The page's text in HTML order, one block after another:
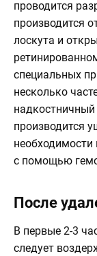
проводится
производится
лоскута и
специальных
несколько
надкостничный
производится
с помощью
После
В первые 2-3
следует